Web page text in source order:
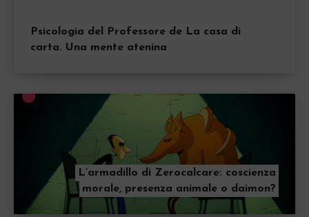
Psicologia del Professore de La casa di
carta. Una mente atenina
L’armadillo di Zerocalcare: coscienza
morale, presenza animale o daimon?